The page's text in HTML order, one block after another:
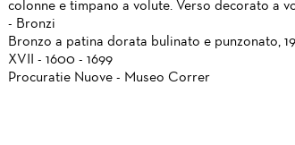
colonne e timpano a volute. Verso decorato a
- Bronzi
Bronzo a patina dorata bulinato e punzonato,
XVII - 1600 - 1699
Procuratie Nuove - Museo Correr